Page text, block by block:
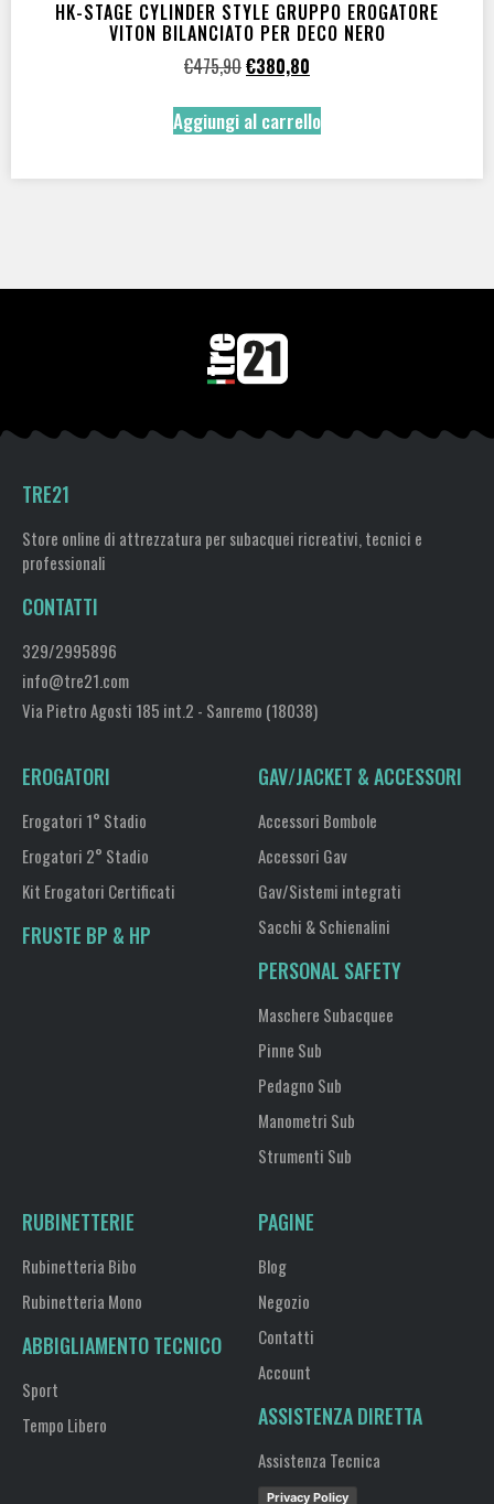
HK-STAGE CYLINDER STYLE GRUPPO EROGATORE
VITON BILANCIATO PER DECO NERO
€475,90€380,80
Aggiungi al carrello
TRE21
Store online di attrezzatura per subacquei ricreativi, tecnici e
professionali
CONTATTI
329/2995896
info@tre21.com
Via Pietro Agosti 185 int.2 - Sanremo (18038)
EROGATORI
Erogatori 1° Stadio
Erogatori 2° Stadio
Kit Erogatori Certificati
FRUSTE BP & HP
GAV/JACKET & ACCESSORI
Accessori Bombole
Accessori Gav
Gav/Sistemi integrati
Sacchi & Schienalini
PERSONAL SAFETY
Maschere Subacquee
Pinne Sub
Pedagno Sub
Manometri Sub
Strumenti Sub
RUBINETTERIE
Rubinetteria Bibo
Rubinetteria Mono
ABBIGLIAMENTO TECNICO
Sport
Tempo Libero
PAGINE
Blog
Negozio
Contatti
Account
ASSISTENZA DIRETTA
Assistenza Tecnica
Privacy Policy